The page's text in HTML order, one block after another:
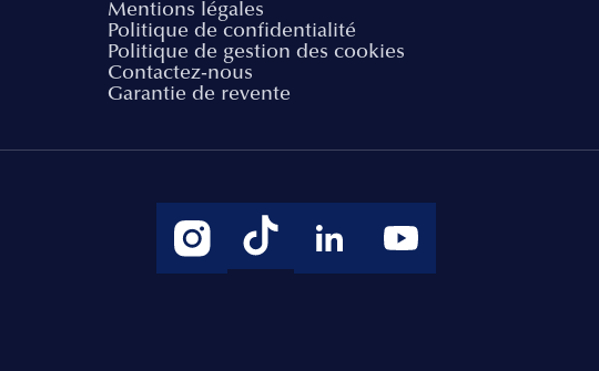
Mentions légales
Politique de confidentialité
Politique de gestion des cookies
Contactez-nous
Garantie de revente